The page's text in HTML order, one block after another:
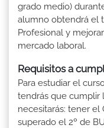
grado medio)
alumno obtendrá el
Profesional y
mercado laboral.
Requisitos a
Para estudiar el
tendrás que cumplir
necesitarás: tener el
superado el 2º de